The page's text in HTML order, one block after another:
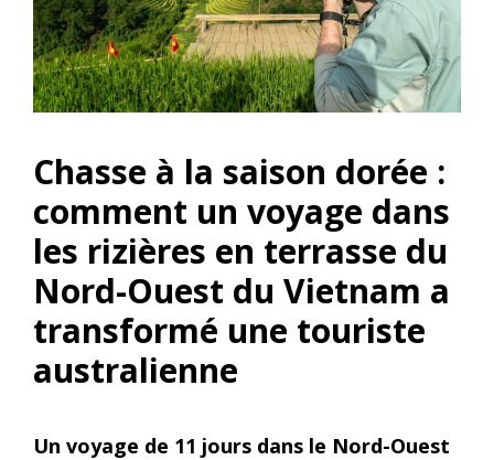
Chasse à la saison dorée :
comment un voyage dans
les rizières en terrasse du
Nord-Ouest du Vietnam a
transformé une touriste
australienne
Un voyage de 11 jours dans le Nord-Ouest